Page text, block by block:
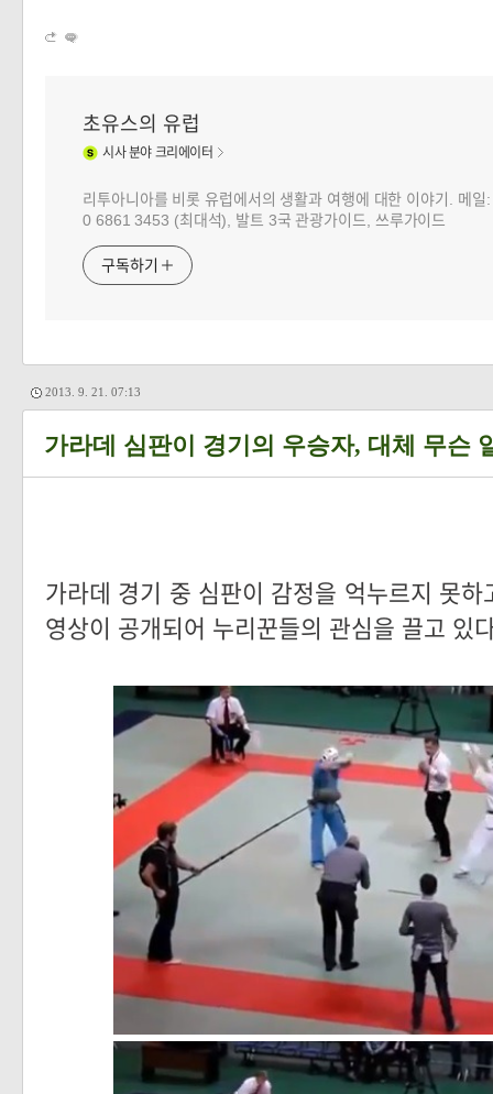
초유스의 유럽
시사분야 크리에이터
리투아니아를 비롯 유럽에서의 생활과 여행에 대한 이야기. 메
0 6861 3453 (최대석), 발트 3국 관광가이드, 쓰루가이드
구독하기
2013. 9. 21. 07:13
가라데 심판이 경기의 우승자, 대체 무슨
가라데 경기 중 심판이 감정을 억누르지 못
영상이 공개되어 누리꾼들의 관심을 끌고 있